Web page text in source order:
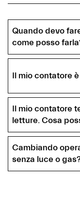
Quando devo
come posso
Il mio contatore
Il mio contatore
letture. Cosa
Cambiando
senza luce o